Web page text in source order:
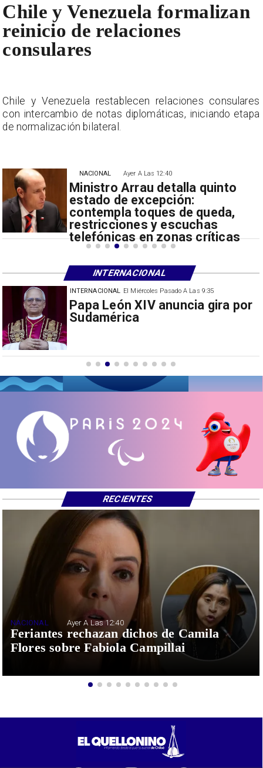
El Miércoles Pasado A Las 9:35
China restringe exportación de
drones a EEUU y sanciona
INTERNACIONAL
Ayer A Las 12:40
Ministro Arrau detalla quinto
estado de excepción:
contempla toques de queda,
restricciones y escuchas
telefónicas en zonas críticas
NACIONAL
Chile y Venezuela formalizan
reinicio de relaciones
consulares
Chile y Venezuela restablecen relaciones consulares
con intercambio de notas diplomáticas, iniciando etapa
de normalización bilateral.
INTERNACIONAL
Feriantes rechazan dichos de Camila
Flores sobre Fabiola Campillai
NACIONAL Ayer A Las 12:40
RECIENTES